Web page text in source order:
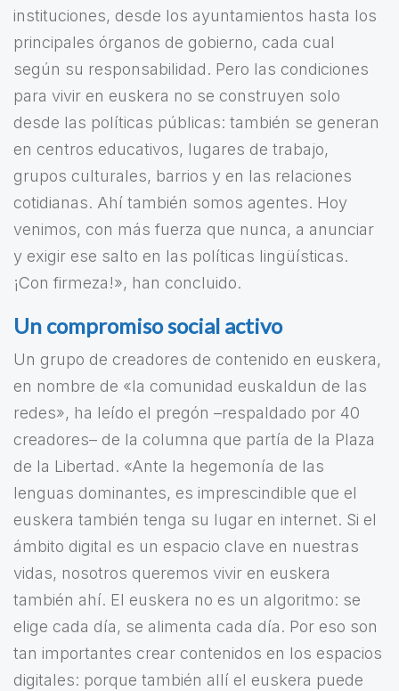
instituciones, desde los ayuntamientos hasta los
principales órganos de gobierno, cada cual
según su responsabilidad. Pero las condiciones
para vivir en euskera no se construyen solo
desde las políticas públicas: también se generan
en centros educativos, lugares de trabajo,
grupos culturales, barrios y en las relaciones
cotidianas. Ahí también somos agentes. Hoy
venimos, con más fuerza que nunca, a anunciar
y exigir ese salto en las políticas lingüísticas.
¡Con firmeza!», han concluido.
Un compromiso social activo
Un grupo de creadores de contenido en euskera,
en nombre de «la comunidad euskaldun de las
redes», ha leído el pregón –respaldado por 40
creadores– de la columna que partía de la Plaza
de la Libertad. «Ante la hegemonía de las
lenguas dominantes, es imprescindible que el
euskera también tenga su lugar en internet. Si el
ámbito digital es un espacio clave en nuestras
vidas, nosotros queremos vivir en euskera
también ahí. El euskera no es un algoritmo: se
elige cada día, se alimenta cada día. Por eso son
tan importantes crear contenidos en los espacios
digitales: porque también allí el euskera puede